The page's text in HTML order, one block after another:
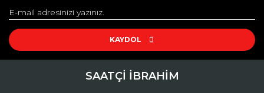
Ürün resmi kalitesiz, bozuk veya görüntülenemiyor.
Ürün açıklamasında eksik bilgiler bulunuyor.
Ürün fiyatı diğer sitelerden daha pahalı.
KAYDOL
SAATÇİ İBRAHİM